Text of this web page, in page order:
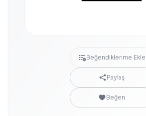
Beğendiklerime Ekle
Paylaş
Beğen